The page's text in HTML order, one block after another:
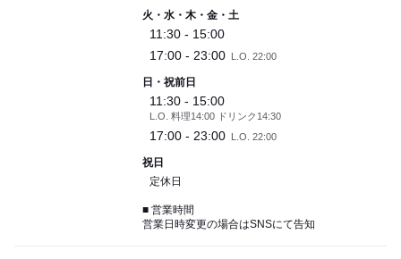
火・水・木・金・土
11:30 - 15:00
17:00 - 23:00
L.O. 22:00
日・祝前日
11:30 - 15:00
L.O. 料理14:00 ドリンク14:30
17:00 - 23:00 L.O. 22:00
祝日
定休日
■ 営業時間
営業日時変更の場合はSNSにて告知